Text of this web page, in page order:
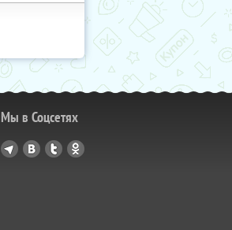
Мы в Соцсетях